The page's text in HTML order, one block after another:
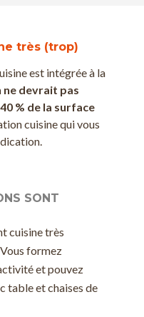
très (trop)
est intégrée à la
devrait pas
% de la surface
cuisine qui vous
SONT
cuisine très
formez
et pouvez
table et chaises de